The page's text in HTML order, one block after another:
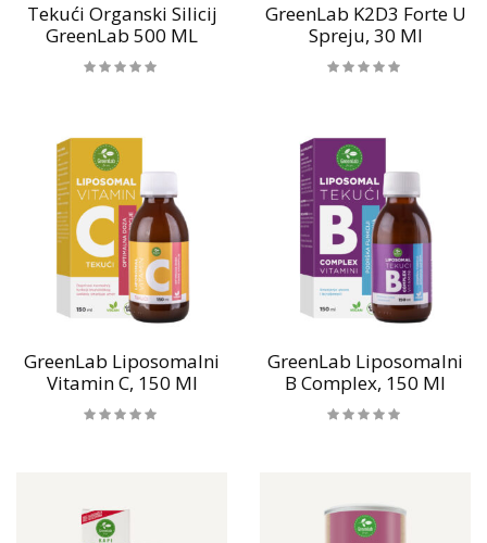
Tekući Organski Silicij
GreenLab 500 ML
GreenLab K2D3 Forte U
Spreju, 30 Ml
GreenLab Liposomalni
Vitamin C, 150 Ml
GreenLab Liposomalni
B Complex, 150 Ml